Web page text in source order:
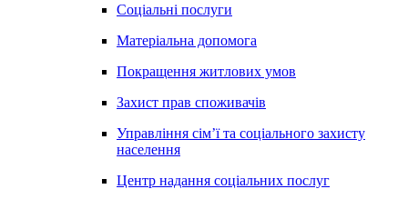
Соціальні послуги
Матеріальна допомога
Покращення житлових умов
Захист прав споживачів
Управління сім’ї та соціального захисту
населення
Центр надання соціальних послуг